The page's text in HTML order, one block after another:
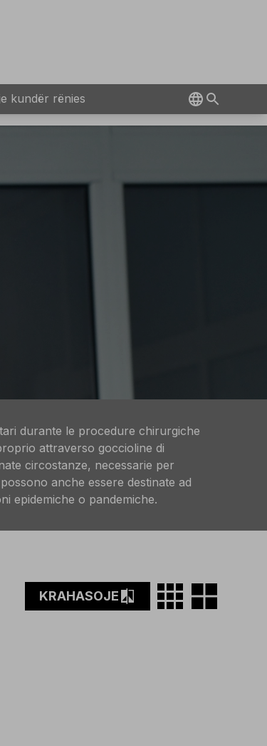
kundër rënies
durante le procedure chirurgiche
attraverso goccioline di
circostanze, necessarie per
anche essere destinate ad
epidemiche o pandemiche.
KRAHASOJEcompare grid_on grid_view